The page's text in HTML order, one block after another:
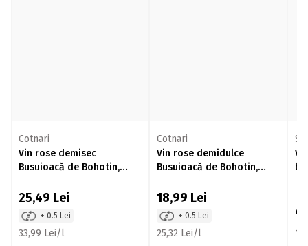
Cotnari
Vin rose demisec
Busuioacă de Bohotin,
25,49 Lei
+ 0.5 Lei
33,99 Lei/l
Cotnari
Vin rose demidulce
Busuioacă de Bohotin,
18,99 Lei
+ 0.5 Lei
25,32 Lei/l